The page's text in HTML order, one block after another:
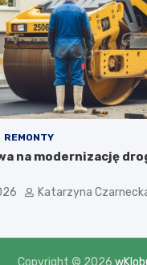
REMONTY
na modernizację
Katarzyna
Copyright © 2026